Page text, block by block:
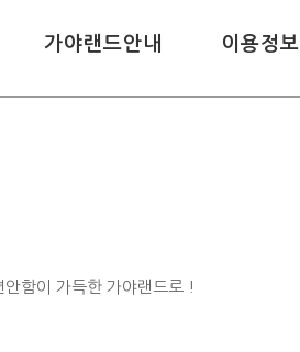
가야랜드안내 이용정보
함이 가득한 가야랜드로 !